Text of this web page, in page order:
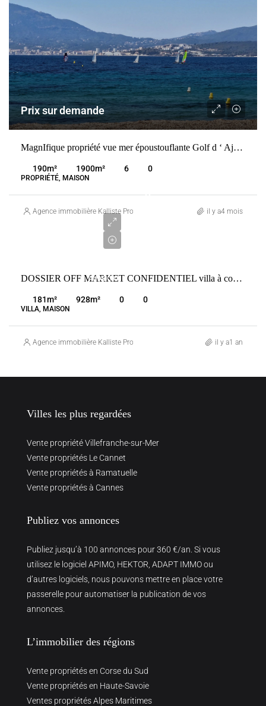
Prix sur demande
MagnIfique propriété vue mer époustouflante Golf d ‘ Ajaccio
190m² 1900m² 6 0
PROPRIÉTÉ, MAISON
Agence immobilière Kalliste Properties il y a4 mois
AJACCIO
2
DOSSIER OFF MARKET CONFIDENTIEL villa à construire AJACCIO
181m² 928m² 0 0
VILLA, MAISON
Agence immobilière Kalliste Properties il y a1 an
Villes les plus regardées
Vente propriété Villefranche-sur-Mer
Vente propriétés Le Cannet
Vente propriétés à Ramatuelle
Vente propriétés à Cannes
Publiez vos annonces
Publiez jusqu’à 100 annonces pour 360 €/an. Si vous
utilisez le logiciel APIMO, HEKTOR, ADAPT IMMO ou
d’autres logiciels, nous pouvons mettre en place votre
passerelle pour automatiser la publication de vos
annonces.
L’immobilier des régions
Vente propriétés en Corse du Sud
Vente propriétés en Haute-Savoie
Ventes propriétés Alpes Maritimes